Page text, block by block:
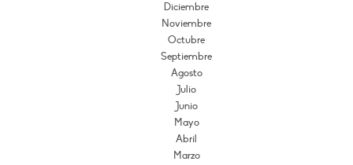
Diciembre
Noviembre
Octubre
Septiembre
Agosto
Julio
Junio
Mayo
Abril
Marzo